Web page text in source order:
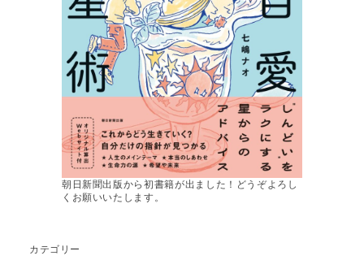
朝日新聞出版から初書籍が出ました！どうぞよろし
くお願いいたします。
カテゴリー